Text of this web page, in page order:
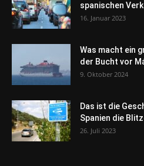
spanischen
16. Januar 2023
Was macht ein
der Bucht vor
9. Oktober 2024
Das ist die
Spanien die
26. Juli 2023